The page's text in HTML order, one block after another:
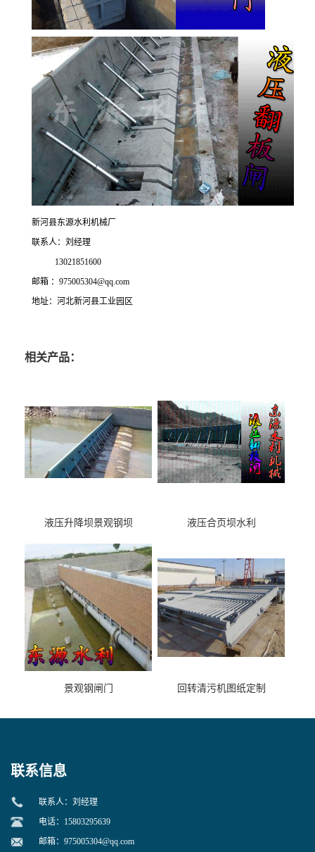
新河县东源水利机械厂
联系人：刘经理
13021851600
邮箱 ：975005304@qq.com
地址：河北新河县工业园区
相关产品：
液压升降坝景观钢坝 液压合页坝水利
景观钢闸门 回转清污机图纸定制
联系信息
联系人：刘经理
电话：15803295639
邮箱： 975005304@qq.com